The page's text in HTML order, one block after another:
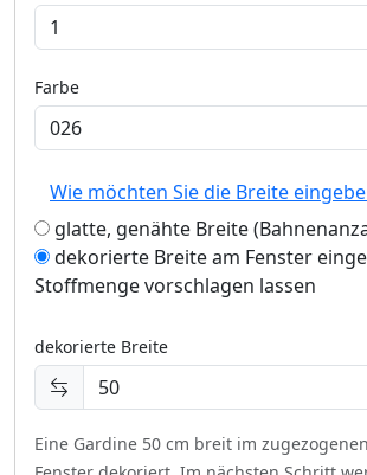
Farbe
Wie möchten Sie die Breite
glatte, genähte Breite
dekorierte Breite am Fenster
Stoffmenge vorschlagen lassen
dekorierte Breite
Eine Gardine 50 cm breit im